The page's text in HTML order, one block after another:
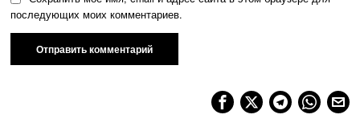
последующих моих комментариев.